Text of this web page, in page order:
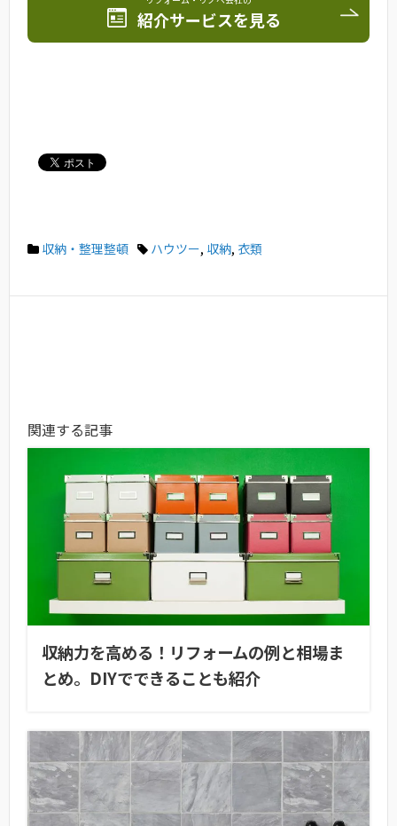
紹介サービスを見る
収納・整理整頓 ハウツー, 収納, 衣類
関連する記事
収納力を高める！リフォームの例と相場ま
とめ。DIYでできることも紹介